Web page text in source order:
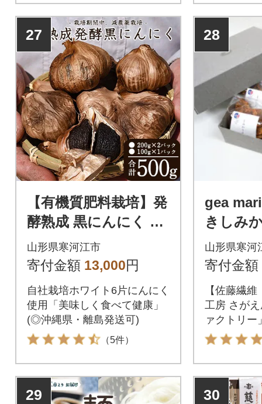
27
【有機質肥料栽培】発
酵熟成 黒にんにく 50
0g 010-G19
山形県寒河江市
寄付金額 13,000円
自社栽培ホワイト6片にんにく
使用「美味しく食べて健康」
(◎沖縄県・離島発送可)
（5件）
28
gea
きしみ
メラン
ロマー
山形県寒河
寄付金額
【佐藤繊
工房 さが
ァクトリー
逸品
29 30